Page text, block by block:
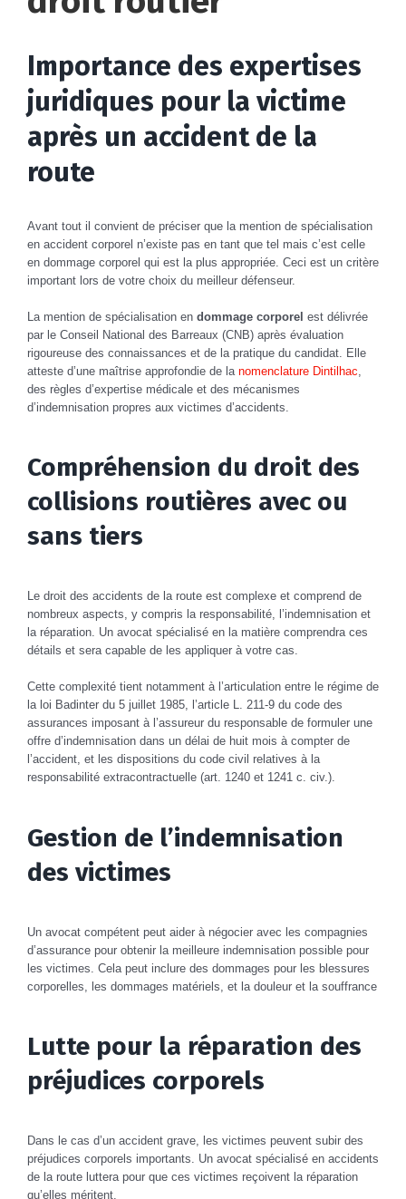
Importance des expertises
juridiques pour la victime
après un accident de la
route
Avant tout il convient de préciser que la mention de spécialisation
en accident corporel n’existe pas en tant que tel mais c’est celle
en dommage corporel qui est la plus appropriée. Ceci est un critère
important lors de votre choix du meilleur défenseur.
La mention de spécialisation en dommage corporel est délivrée
par le Conseil National des Barreaux (CNB) après évaluation
rigoureuse des connaissances et de la pratique du candidat. Elle
atteste d’une maîtrise approfondie de la nomenclature Dintilhac
des règles d’expertise médicale et des mécanismes
d’indemnisation propres aux victimes d’accidents.
Compréhension du droit des
collisions routières avec ou
sans tiers
Le droit des accidents de la route est complexe et comprend de
nombreux aspects, y compris la responsabilité, l’indemnisation et
la réparation. Un avocat spécialisé en la matière comprendra ces
détails et sera capable de les appliquer à votre cas.
Cette complexité tient notamment à l’articulation entre le régime de
la loi Badinter du 5 juillet 1985, l’article L. 211-9 du code des
assurances imposant à l’assureur du responsable de formuler une
offre d’indemnisation dans un délai de huit mois à compter de
l’accident, et les dispositions du code civil relatives à la
responsabilité extracontractuelle (art. 1240 et 1241 c. civ.).
Gestion de l’indemnisation
des victimes
Un avocat compétent peut aider à négocier avec les compagnies
d’assurance pour obtenir la meilleure indemnisation possible pour
les victimes. Cela peut inclure des dommages pour les blessures
corporelles, les dommages matériels, et la douleur et la souffrance
Lutte pour la réparation des
préjudices corporels
Dans le cas d’un accident grave, les victimes peuvent subir des
préjudices corporels importants. Un avocat spécialisé en accidents
de la route luttera pour que ces victimes reçoivent la réparation
qu’elles méritent.